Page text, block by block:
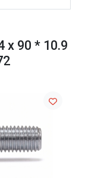
х 90 * 10.9